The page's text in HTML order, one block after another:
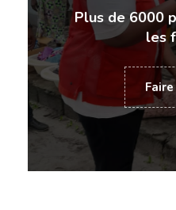
Plus de 6000
les